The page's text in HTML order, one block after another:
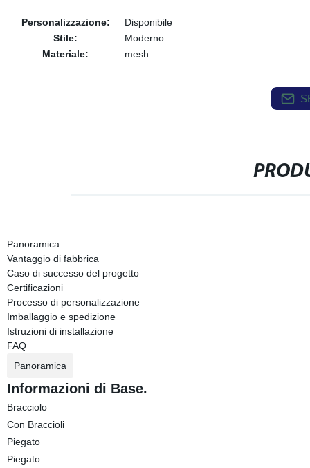
Personalizzazione:
Disponibile
Stile:
Moderno
Materiale:
mesh
Panoramica
Vantaggio di fabbrica
Caso di successo del progetto
Certificazioni
Processo di personalizzazione
Imballaggio e spedizione
Istruzioni di installazione
FAQ
Panoramica
Informazioni di Base.
Bracciolo
Con Braccioli
Piegato
Piegato